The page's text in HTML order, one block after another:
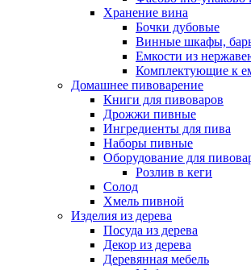
Хранение вина
Бочки дубовые
Винные шкафы,
Емкости из
Комплектующие к
Домашнее пивоварение
Книги для пивоваров
Дрожжи пивные
Ингредиенты для пива
Наборы пивные
Оборудование для
Розлив в кеги
Солод
Хмель пивной
Изделия из дерева
Посуда из дерева
Декор из дерева
Деревянная мебель